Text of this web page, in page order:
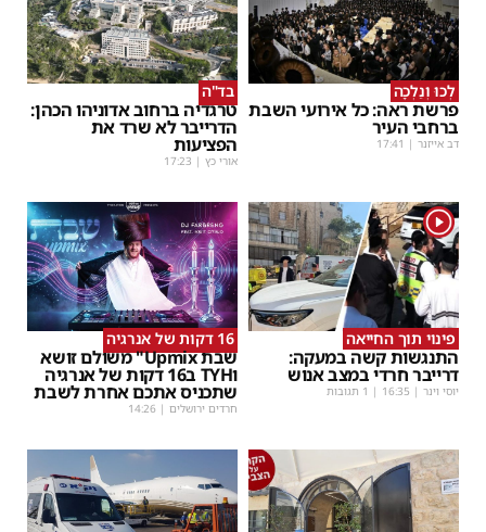
לְכוּ וְנֵלְכָה
פרשת ראה: כל אירועי השבת
ברחבי העיר
דב אייזנר |
17:41
בד"ה
טרגדיה ברחוב אדוניהו הכהן:
הדרייבר לא שרד את
הפציעות
אורי כץ |
17:23
1
פינוי תוך החייאה
התנגשות קשה במעקה:
דרייבר חרדי במצב אנוש
יוסי וינר |
16:35 | 1 תגובות
16 דקות של אנרגיה
שבת Upmix" משולם זושא
וTYH ב16 דקות של אנרגיה
שתכניס אתכם אחרת לשבת
חרדים ירושלים |
14:26